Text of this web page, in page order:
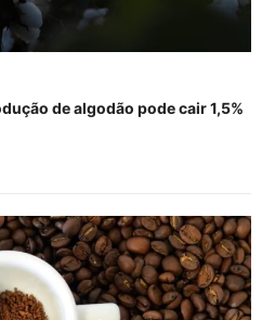
de algodão pode cair 1,5%